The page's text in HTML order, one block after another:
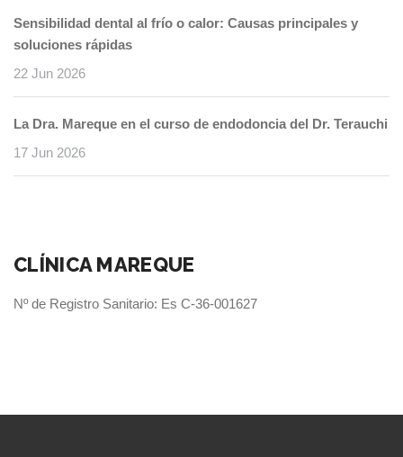
Sensibilidad dental al frío o calor: Causas principales y
soluciones rápidas
22 Jun 2026
La Dra. Mareque en el curso de endodoncia del Dr. Terauchi
17 Jun 2026
CLÍNICA MAREQUE
Nº de Registro Sanitario: Es C-36-001627